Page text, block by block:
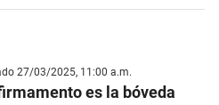
27/03/2025, 11:00 a.m.
es la bóveda